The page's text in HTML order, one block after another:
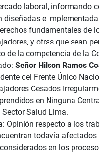
laboral, informando
diseñadas e
fundamentales de
y otras que sean
de la competencia de la
Señor Hilson Ramos
del Frente Único
Cesados
en Ninguna
Sector Salud Lima.
Opinión respecto a los
todavía afectados
en los